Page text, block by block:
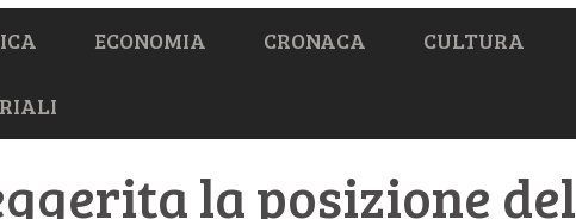
ECONOMIA CRONACA CULTURA
la posizione del